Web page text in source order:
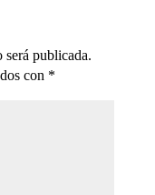
publicada.
con *